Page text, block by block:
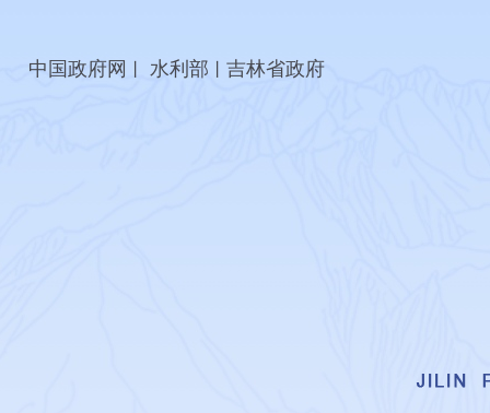
中国政府网 水利部 丨吉林省政府